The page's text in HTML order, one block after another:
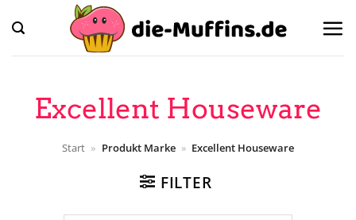
Inhalt
springen
Excellent Houseware
Start » Produkt Marke » Excellent Houseware
FILTER